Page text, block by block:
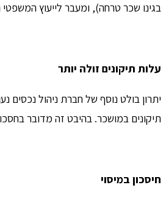
בגינו שכר טרחה), ומעבר לייעוץ
עלות תיקונים זולה יותר
יתרון בולט נוסף של חברת ניהול נכסים
תיקונים במושכר. בהיבט זה מדובר
חיסכון במיסוי